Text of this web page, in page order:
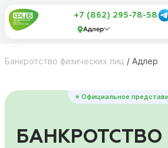
+7 (862) 295-78-58
Адлер
Банкротство физических лиц / Адлер
⭐ Официальное
БАНКРОТСТВО